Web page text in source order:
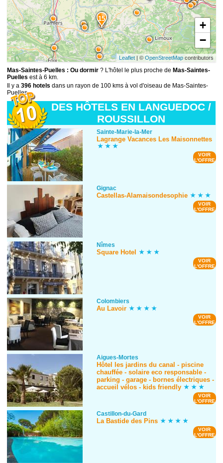
15
+
−
Leaflet| © OpenStreetMapcontributors
Mas-Saintes-Puelles : Ou dormir ? L'hôtel le plus proche de Mas-Saintes-
Puelles est à 6 km.
Il y a396 hotels dans un rayon de 100 kms à vol d'oiseau de Mas-Saintes-
Puelles.
DES HÔTELS EN LANGUEDOC /
ROUSSILLON
Sainte-Marie-la-Mer
Lagrange Vacances Les Maisonnettes
VOIR
L'OFFRE
Gignac
Castellas-Alamaisondesophie
VOIR
L'OFFRE
Nîmes
Square Hotel
VOIR
L'OFFRE
Colombiers
Au Lavoir
VOIR
L'OFFRE
Aigues-Mortes
Hôtel les jardins du canal - piscine
chauffée - solaire eco responsable -
parking - garage - bornes électriques -
accueil vélos - kids friendly
VOIR
L'OFFRE
Castillon-du-Gard
La Bastide des Pins
VOIR
L'OFFRE